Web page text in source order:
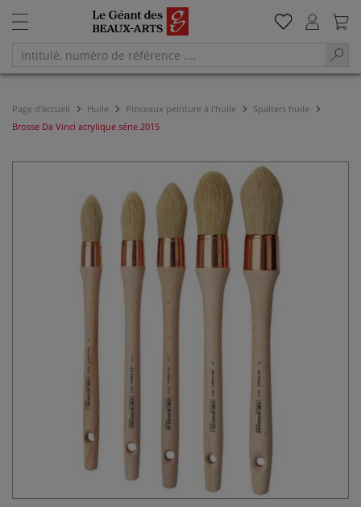
Page d'accueil Huile Pinceaux peinture à l'huile
Spalters huile
Brosse Da Vinci acrylique série 2015